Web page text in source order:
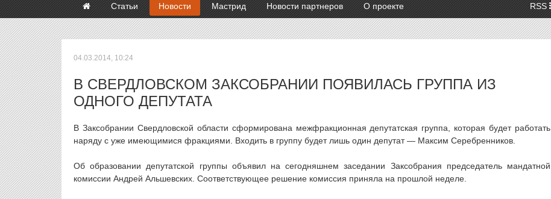
Статьи Новости Мастрид Новости партнеров О проекте RSS
04.03.2014, 10:24
В СВЕРДЛОВСКОМ ЗАКСОБРАНИИ ПОЯВИЛАСЬ ГРУППА ИЗ
ОДНОГО ДЕПУТАТА
В Заксобрании Свердловской области сформирована межфракционная депутатская группа, которая будет работать
наряду с уже имеющимися фракциями. Входить в группу будет лишь один депутат — Максим Серебренников.
Об образовании депутатской группы объявил на сегодняшнем заседании Заксобрания председатель мандатной
комиссии Андрей Альшевских. Соответствующее решение комиссия приняла на прошлой неделе.